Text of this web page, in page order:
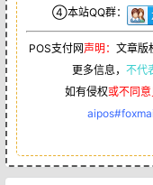
④本站QQ群：
POS支付网声明： 文章版
更多信息， 不代
如有侵权或不同